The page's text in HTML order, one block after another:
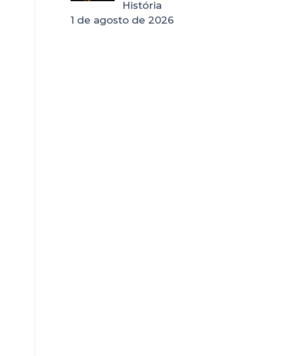
História
1 de agosto de 2026